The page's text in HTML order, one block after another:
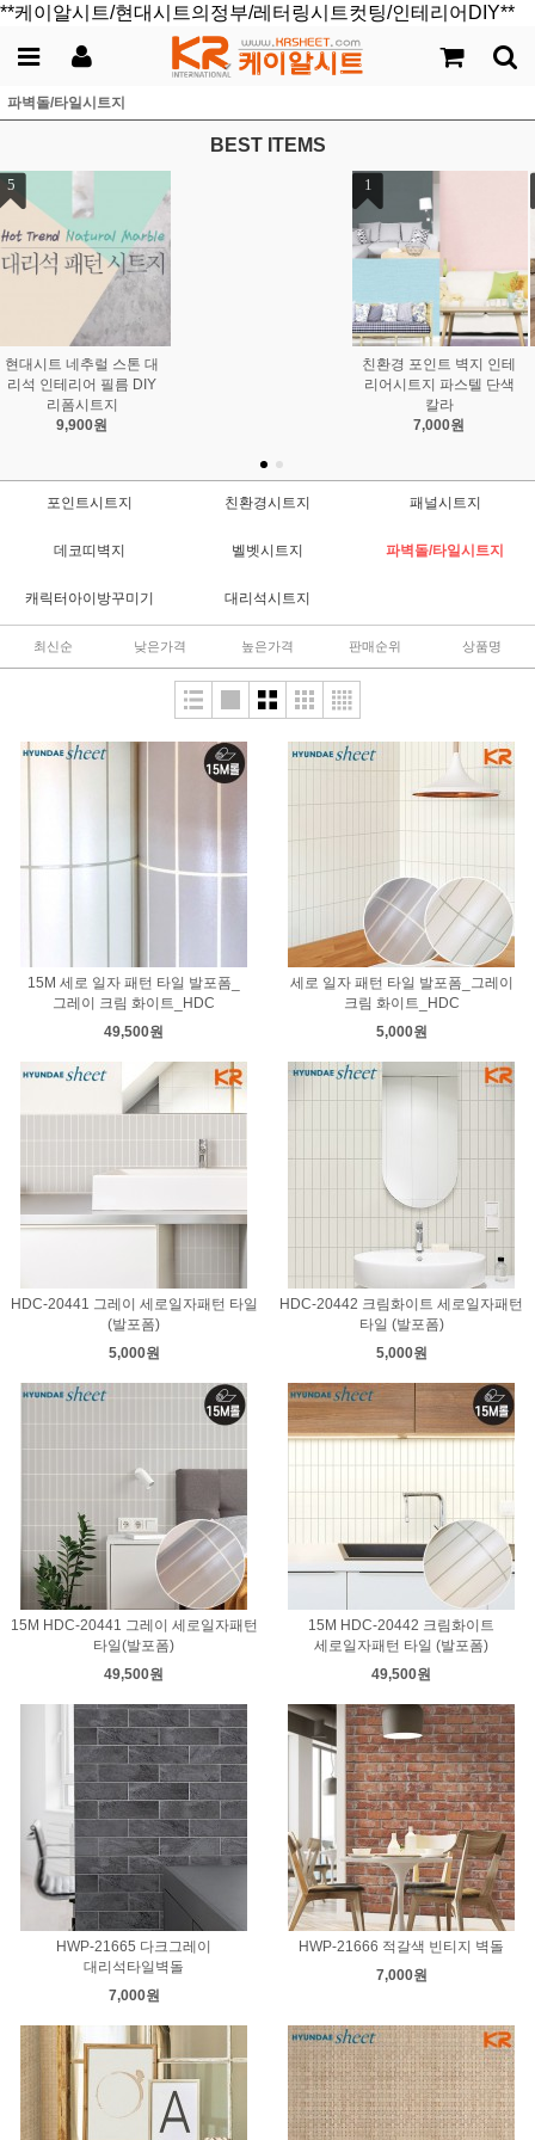
**케이알시트/현대시트의정부/레터링시트컷팅/인테리어DIY**
파벽돌/타일시트지
BEST ITEMS
친환경 포인트 벽지 인테
리어시트지 파스텔 단색
칼라
7,000원
현대시트 현관문 방문 욕
실문 도어 리폼시트지 21
종_HWS
25,000원
포인트시트지 친환경시트지 패널시트지
데코띠벽지 벨벳시트지 파벽돌/타일시트지
캐릭터아이방꾸미기 대리석시트지
최신순 낮은가격 높은가격 판매순위 상품명
15M 세로 일자 패턴 타일 발포폼_
그레이 크림 화이트_HDC
49,500원
세로 일자 패턴 타일 발포폼_그레이
크림 화이트_HDC
5,000원
HDC-20441 그레이 세로일자패턴 타일
(발포폼)
5,000원
HDC-20442 크림화이트 세로일자패턴
타일 (발포폼)
5,000원
15M HDC-20441 그레이 세로일자패턴
타일(발포폼)
49,500원
15M HDC-20442 크림화이트
세로일자패턴 타일 (발포폼)
49,500원
HWP-21665 다크그레이
대리석타일벽돌
7,000원
HWP-21666 적갈색 빈티지 벽돌
7,000원